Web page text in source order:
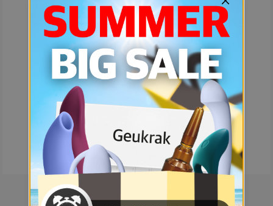
예상치 못한 에러입니다.